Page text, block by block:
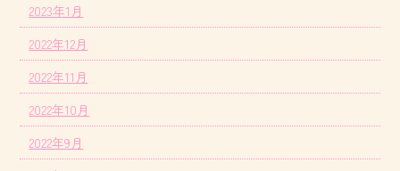
2023年1月
2022年12月
2022年11月
2022年10月
2022年9月